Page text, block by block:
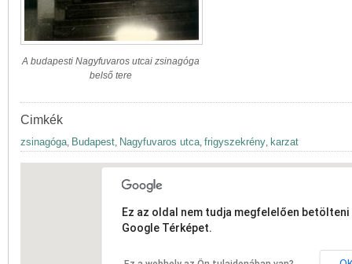
A budapesti Nagyfuvaros utcai zsinagóga
belső tere
Cimkék
zsinagóga, Budapest, Nagyfuvaros utca, frigyszekrény, karzat
Ez az oldal nem tudja megfelelően betölteni
Google Térképet.